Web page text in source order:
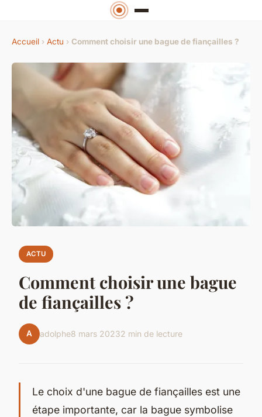
Accueil › Actu › Comment choisir une bague de fiançailles ?
ACTU
Comment choisir une bague
de fiançailles ?
A adolphe8 mars 20232 min de lecture
Le choix d'une bague de fiançailles est une
étape importante, car la bague symbolise